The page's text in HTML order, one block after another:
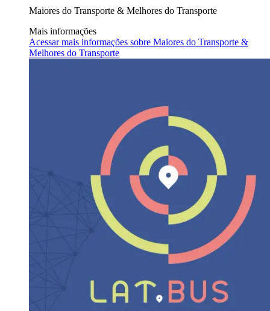
Maiores do Transporte & Melhores do Transporte
Mais informações
Acessar mais informações sobre Maiores do Transporte &
Melhores do Transporte